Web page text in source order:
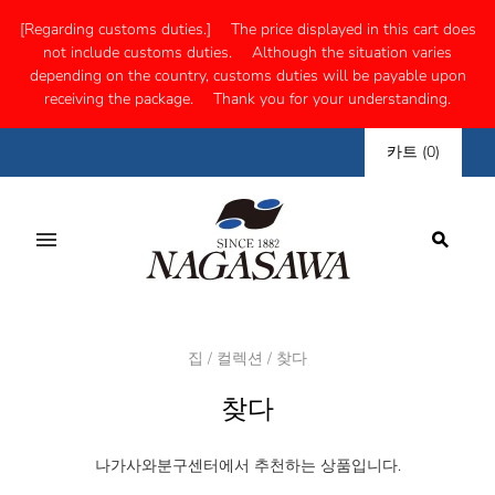
[Regarding customs duties.] The price displayed in this cart does
not include customs duties. Although the situation varies
depending on the country, customs duties will be payable upon
receiving the package. Thank you for your understanding.
카트 (0)
집 / 컬렉션 / 찾다
찾다
나가사와분구센터에서 추천하는 상품입니다.